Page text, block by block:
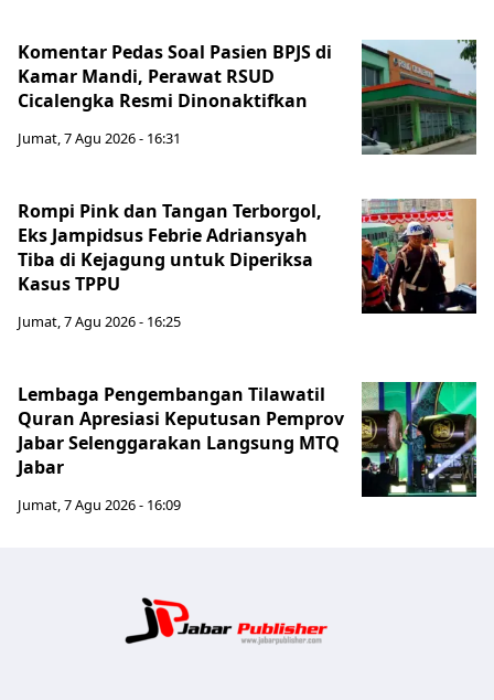
Komentar Pedas Soal Pasien BPJS di
Kamar Mandi, Perawat RSUD
Cicalengka Resmi Dinonaktifkan
Jumat, 7 Agu 2026 - 16:31
Rompi Pink dan Tangan Terborgol,
Eks Jampidsus Febrie Adriansyah
Tiba di Kejagung untuk Diperiksa
Kasus TPPU
Jumat, 7 Agu 2026 - 16:25
Lembaga Pengembangan Tilawatil
Quran Apresiasi Keputusan Pemprov
Jabar Selenggarakan Langsung MTQ
Jabar
Jumat, 7 Agu 2026 - 16:09